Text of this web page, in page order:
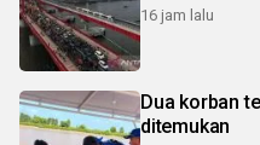
16 jam lalu
Dua korban
ditemukan